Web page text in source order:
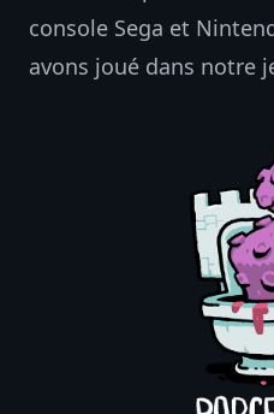
console Sega et
avons joué dans notre